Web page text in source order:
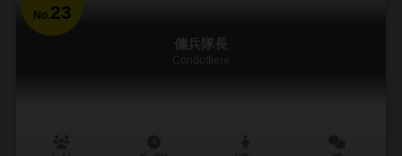
No.23
傭兵隊長
Condottiere